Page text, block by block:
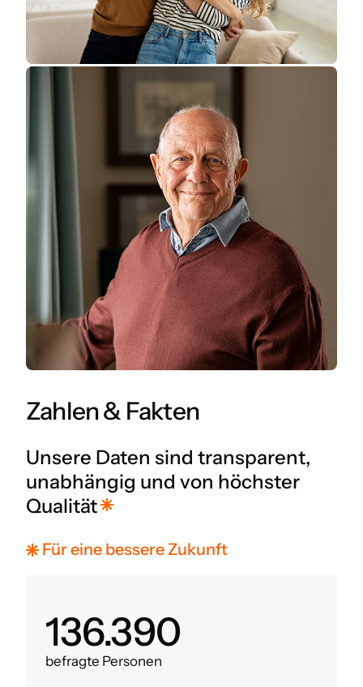
Zahlen & Fakten
Unsere Daten sind transparent,
unabhängig und von höchster
Qualität
Für eine bessere Zukunft
160.000
befragte Personen